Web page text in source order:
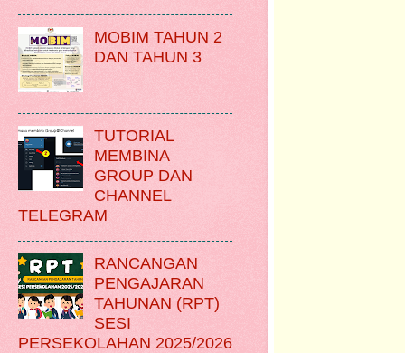
MOBIM TAHUN 2
DAN TAHUN 3
TUTORIAL
MEMBINA
GROUP DAN
CHANNEL
TELEGRAM
RANCANGAN
PENGAJARAN
TAHUNAN (RPT)
SESI
PERSEKOLAHAN 2025/2026